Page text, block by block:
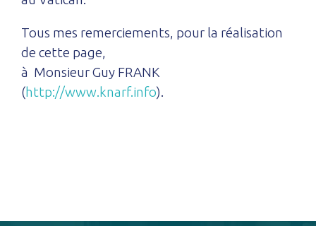
Tous mes remerciements, pour la réalisation
de cette page,
à Monsieur Guy FRANK
(http://www.knarf.info).